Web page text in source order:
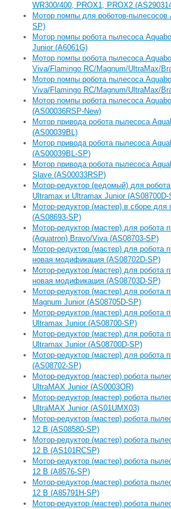
WR300/400, PROX1, PROX2
Мотор помпы для роботов-пылесосов
SP)
Мотор помпы робота пылесоса
Junior (A6061G)
Мотор помпы робота пылесоса
Viva/Flamingo RC/Magnum/UltraMax/
Мотор помпы робота пылесоса
Viva/Flamingo RC/Magnum/UltraMax/
Мотор помпы робота пылесоса
(AS00036RSP-New)
Мотор привода робота пылесоса
(AS00039BL)
Мотор привода робота пылесоса
(AS00039BL-SP)
Мотор привода робота пылесоса
Slave (AS00033RSP)
Мотор-редуктор (ведомый) для
Ultramax и Ultramax Junior (AS08700D-
Мотор-редуктор (мастер) в сборе
(AS08693-SP)
Мотор-редуктор (мастер) для робота
(Aquatron) Bravo/Viva (AS08703-SP)
Мотор-редуктор (мастер) для робота
новая модификация (AS08702D-SP)
Мотор-редуктор (мастер) для робота
новая модификация (AS08703D-SP)
Мотор-редуктор (мастер) для робота
Magnum Junior (AS08705D-SP)
Мотор-редуктор (мастер) для робота
Ultramax Junior (AS08700-SP)
Мотор-редуктор (мастер) для робота
Ultramax Junior (AS08700D-SP)
Мотор-редуктор (мастер) для робота
(AS08702-SP)
Мотор-редуктор (мастер) робота
UltraMAX Junior (AS0003OR)
Мотор-редуктор (мастер) робота
UltraMAX Junior (AS01UMX03)
Мотор-редуктор (мастер) робота
12 В (AS08580-SP)
Мотор-редуктор (мастер) робота
12 В (AS101RCSP)
Мотор-редуктор (мастер) робота
12 В (А8576-SP)
Мотор-редуктор (мастер) робота
12 В (А85791H-SP)
Мотор-редуктор (мастер) робота